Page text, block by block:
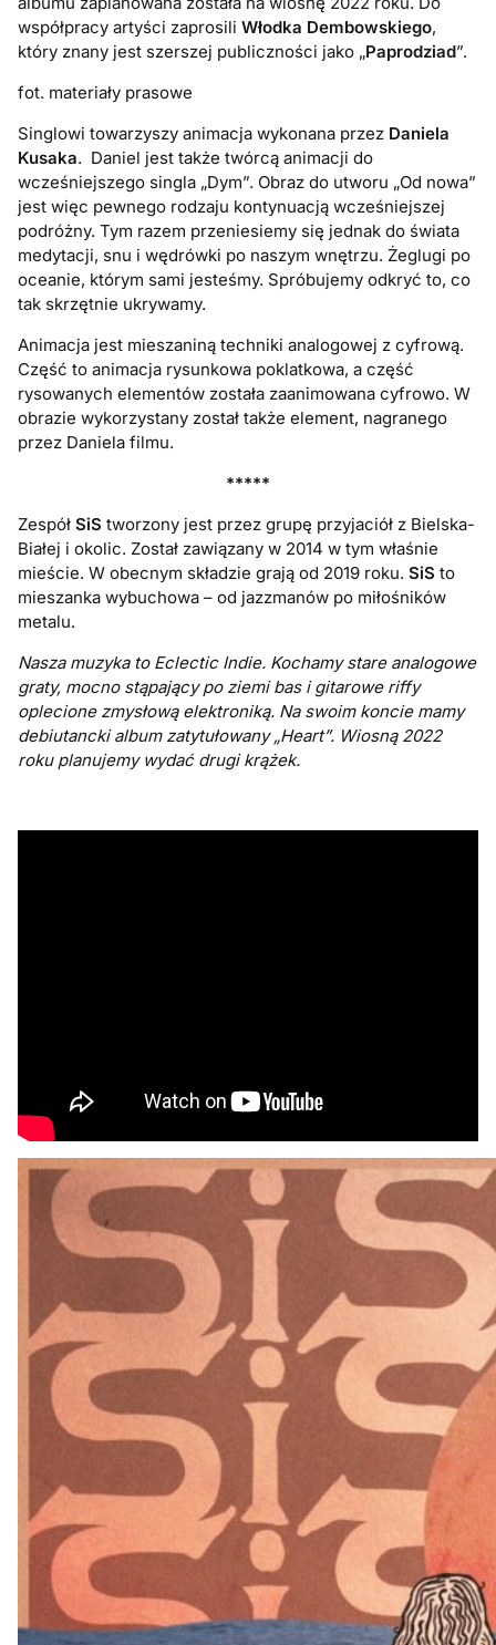
współpracy artyści zaprosiliWłodka Dembowskiego,
który znany jest szerszej publiczności jako „Paprodziad”.
fot. materiały prasowe
Singlowi towarzyszy animacja wykonana przez Daniela
Kusaka. Daniel jest także twórcą animacji do
wcześniejszego singla „Dym”. Obraz do utworu „Od nowa”
jest więc pewnego rodzaju kontynuacją wcześniejszej
podróżny. Tym razem przeniesiemy się jednak do świata
medytacji, snu i wędrówki po naszym wnętrzu. Żeglugi po
oceanie, którym sami jesteśmy. Spróbujemy odkryć to, co
tak skrzętnie ukrywamy.
Animacja jest mieszaniną techniki analogowej z cyfrową.
Część to animacja rysunkowa poklatkowa, a część
rysowanych elementów została zaanimowana cyfrowo. W
obrazie wykorzystany został także element, nagranego
przez Daniela filmu.
*****
ZespółSiS tworzony jest przez grupę przyjaciół z Bielska-
Białej i okolic. Został zawiązany w 2014 w tym właśnie
mieście. W obecnym składzie grają od 2019 roku. SiS to
mieszanka wybuchowa – od jazzmanów po miłośników
metalu.
Nasza muzyka to Eclectic Indie. Kochamy stare analogowe
graty, mocno stąpający po ziemi bas i gitarowe riffy
oplecione zmysłową elektroniką. Na swoim koncie mamy
debiutancki album zatytułowany „Heart”. Wiosną 2022
roku planujemy wydać drugi krążek.